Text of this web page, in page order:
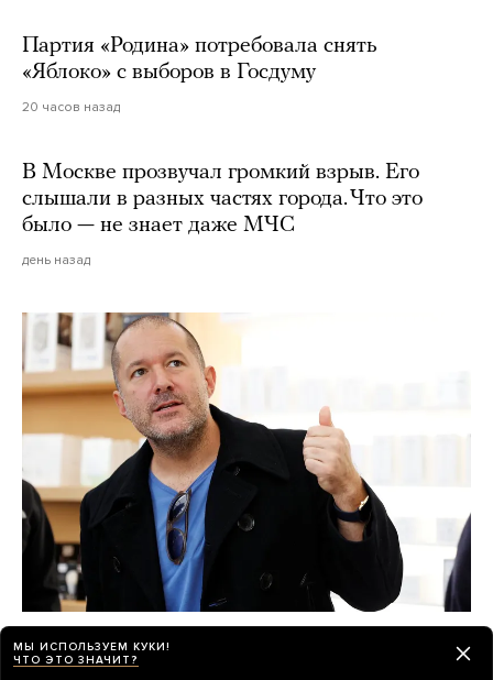
Партия «Родина» потребовала снять
«Яблоко» с выборов в Госдуму
20 часов назад
В Москве прозвучал громкий взрыв. Его
слышали в разных частях города. Что это
было — не знает даже МЧС
день назад
Секретное ИИ-устройство OpenAI — это
умная колонка в форме пончика. Дизайн
МЫ ИСПОЛЬЗУЕМ КУКИ!
ЧТО ЭТО ЗНАЧИТ?